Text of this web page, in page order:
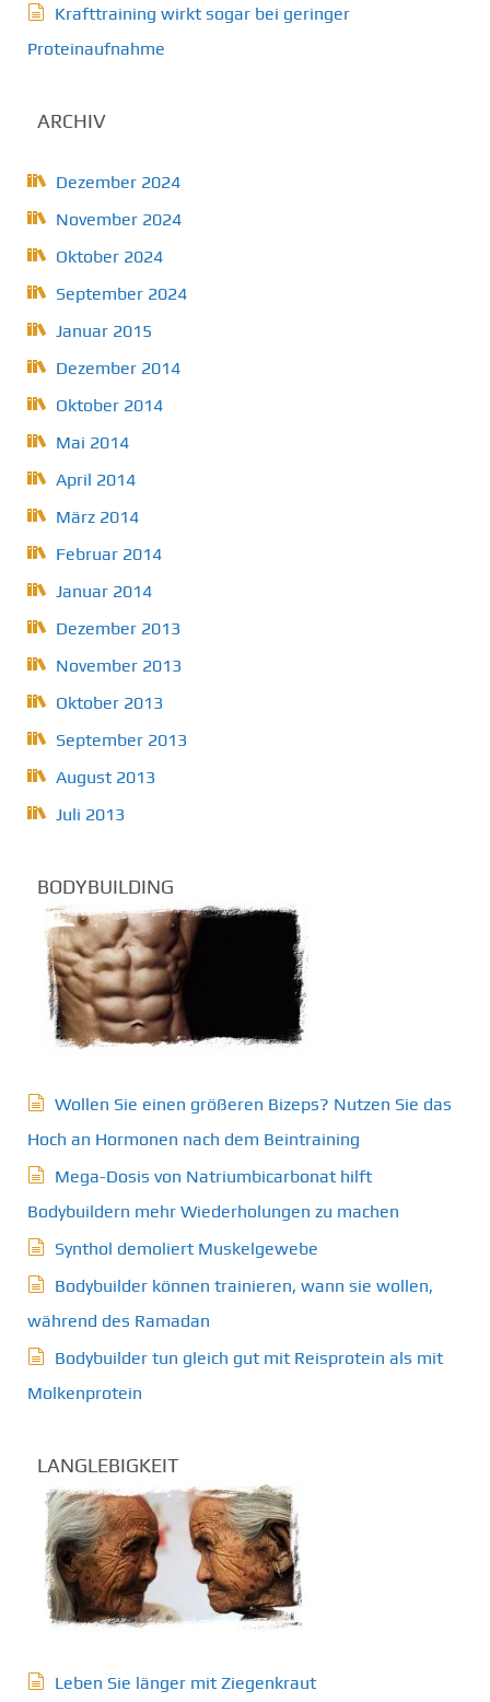
Krafttraining wirkt sogar bei geringer
Proteinaufnahme
ARCHIV
Dezember 2024
November 2024
Oktober 2024
September 2024
Januar 2015
Dezember 2014
Oktober 2014
Mai 2014
April 2014
März 2014
Februar 2014
Januar 2014
Dezember 2013
November 2013
Oktober 2013
September 2013
August 2013
Juli 2013
BODYBUILDING
Wollen Sie einen größeren Bizeps? Nutzen Sie das
Hoch an Hormonen nach dem Beintraining
Mega-Dosis von Natriumbicarbonat hilft
Bodybuildern mehr Wiederholungen zu machen
Synthol demoliert Muskelgewebe
Bodybuilder können trainieren, wann sie wollen,
während des Ramadan
Bodybuilder tun gleich gut mit Reisprotein als mit
Molkenprotein
LANGLEBIGKEIT
Leben Sie länger mit Ziegenkraut